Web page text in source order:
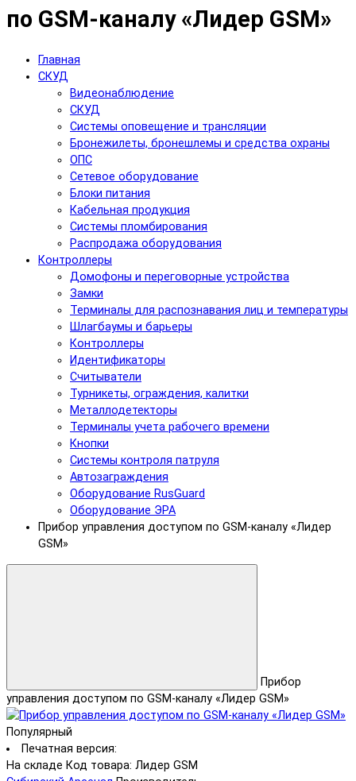
по GSM-каналу «Лидер GSM»
Главная
СКУД
Видеонаблюдение
СКУД
Системы оповещение и трансляции
Бронежилеты, бронешлемы и средства охраны
ОПС
Сетевое оборудование
Блоки питания
Кабельная продукция
Системы пломбирования
Распродажа оборудования
Контроллеры
Домофоны и переговорные устройства
Замки
Терминалы для распознавания лиц и температуры
Шлагбаумы и барьеры
Контроллеры
Идентификаторы
Считыватели
Турникеты, ограждения, калитки
Металлодетекторы
Терминалы учета рабочего времени
Кнопки
Системы контроля патруля
Автозаграждения
Оборудование RusGuard
Оборудование ЭРА
Прибор управления доступом по GSM-каналу «Лидер
GSM»
Прибор
управления доступом по GSM-каналу «Лидер GSM»
Популярный
Печатная версия:
На складе Код товара: Лидер GSM